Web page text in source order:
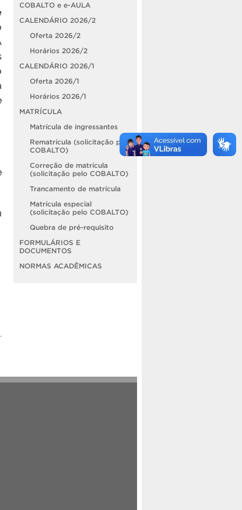
COBALTO e e-AULA
CALENDÁRIO 2026/2
Oferta 2026/2
Horários 2026/2
CALENDÁRIO 2026/1
Oferta 2026/1
Horários 2026/1
MATRÍCULA
Matrícula de ingressantes
Rematrícula (solicitação pelo
COBALTO)
Correção de matrícula
(solicitação pelo COBALTO)
Trancamento de matrícula
Matrícula especial
(solicitação pelo COBALTO)
Quebra de pré-requisito
FORMULÁRIOS E
DOCUMENTOS
NORMAS ACADÊMICAS